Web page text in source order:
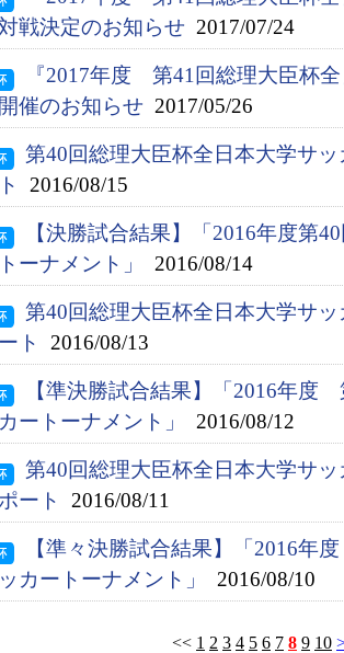
戦決定のお知らせ 2017/07/24
『2017年度 第41回総理大臣杯
催のお知らせ 2017/05/26
第40回総理大臣杯全日本大学サ
2016/08/15
【決勝試合結果】「2016年度第
ーナメント」
2016/08/14
第40回総理大臣杯全日本大学サ
ト
2016/08/13
【準決勝試合結果】「2016年度
ートーナメント」
2016/08/12
第40回総理大臣杯全日本大学サ
ート
2016/08/11
【準々決勝試合結果】「2016年
カートーナメント」
2016/08/10
<< 1 2 3 4 5 6 7 8 9 10